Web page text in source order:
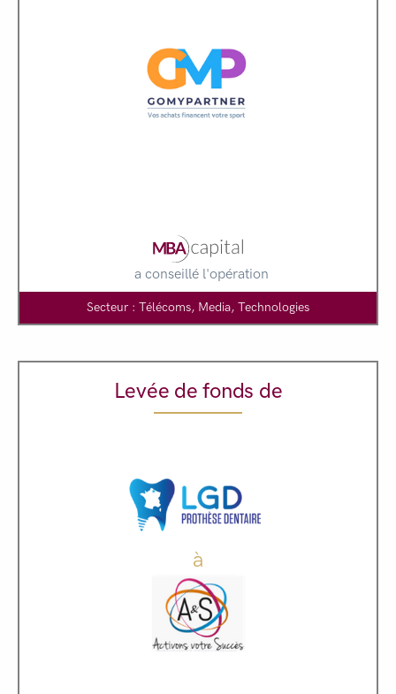
a conseillé l'opération
Secteur : Télécoms, Media, Technologies
Levée de fonds de
à